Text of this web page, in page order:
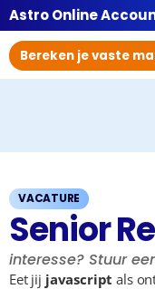
Astro Online
Bereken je vaste
VACATURE
Senior
interesse? Stuur
Eet jij javascript als